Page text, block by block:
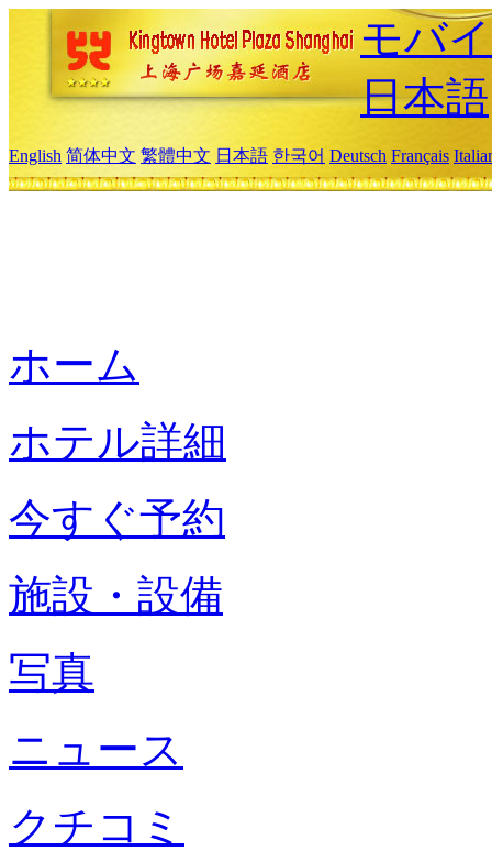
モバ
日本語
English 简体中文 繁體中文 日本語 한국어 Deutsch Français
ホーム
ホテル詳細
今すぐ予約
施設・設備
写真
ニュース
クチコミ